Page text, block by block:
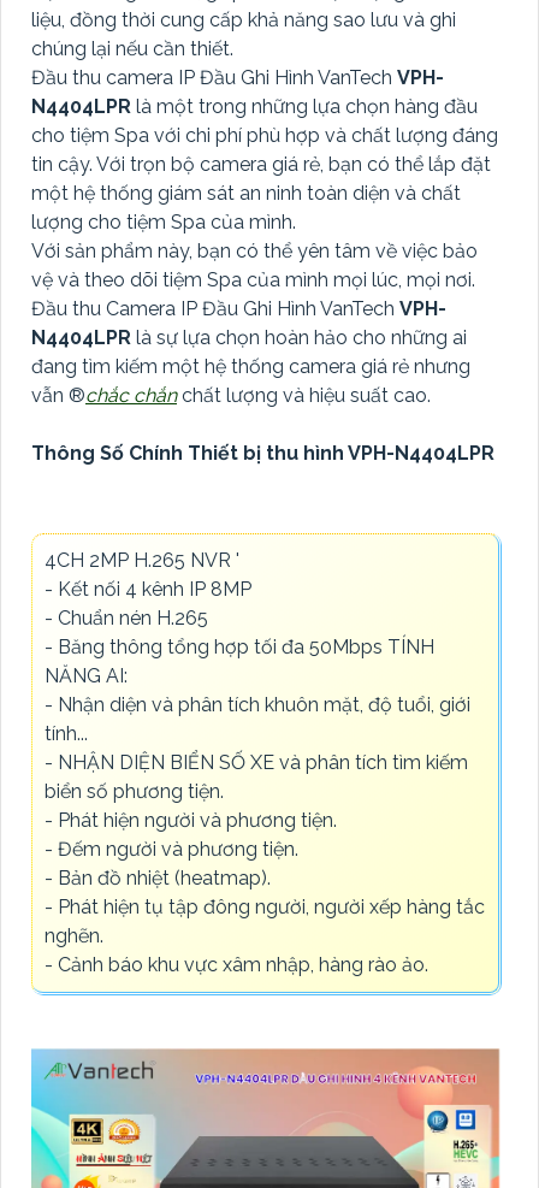
liệu, đồng thời cung cấp khả năng sao lưu và ghi
chúng lại nếu cần thiết.
Đầu thu camera IP Đầu Ghi Hình VanTech VPH-
N4404LPR là một trong những lựa chọn hàng đầu
cho tiệm Spa với chi phí phù hợp và chất lượng đáng
tin cậy. Với trọn bộ camera giá rẻ, bạn có thể lắp đặt
một hệ thống giám sát an ninh toàn diện và chất
lượng cho tiệm Spa của mình.
Với sản phẩm này, bạn có thể yên tâm về việc bảo
vệ và theo dõi tiệm Spa của mình mọi lúc, mọi nơi.
Đầu thu Camera IP Đầu Ghi Hình VanTech VPH-
N4404LPR là sự lựa chọn hoàn hảo cho những ai
đang tìm kiếm một hệ thống camera giá rẻ nhưng
vẫn ®️chắc chắnchất lượng và hiệu suất cao.
Thông Số Chính Thiết bị thu hình VPH-N4404LPR
4CH 2MP H.265 NVR '
- Kết nối 4 kênh IP 8MP
- Chuẩn nén H.265
- Băng thông tổng hợp tối đa 50Mbps TÍNH
NĂNG AI:
- Nhận diện và phân tích khuôn mặt, độ tuổi, giới
tính...
- NHẬN DIỆN BIỂN SỐ XE và phân tích tìm kiếm
biển số phương tiện.
- Phát hiện người và phương tiện.
- Đếm người và phương tiện.
- Bản đồ nhiệt (heatmap).
- Phát hiện tụ tập đông người, người xếp hàng tắc
nghẽn.
- Cảnh báo khu vực xâm nhập, hàng rào ảo.